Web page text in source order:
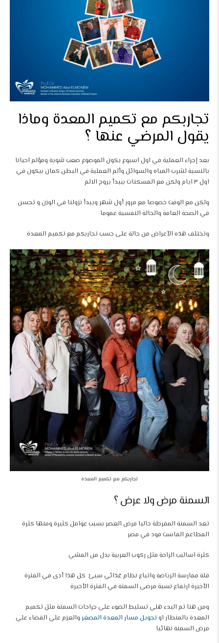
تجاربكم مع تكميم المعدة وماذا
يقول المرضي عنها ؟
بعد إجراء العملية في اول اسبوع يكون الموضوع صعب شوية ومؤلم احيانا
بالنسبة لشرب المياه والسوائل وألم العملية في البطن كمان بيكون في
اول ٣ ايام ولكن مع المسكنات بيبدأ يروح الالم
ولكن مع الوقت خصوصا مع مرور أول شهر ويبدأ نزولنا في الوزن و تحسن
في الصحة العامة والحالة النفسية عموما
وتختلف هذه الأعراض من حالة على حسب تجاربكم مع تكميم المعدة
تجاربكم مع تكميم المعدة
السمنة مرض ولا عرض ؟
تعد السمنة المفرطة حاليا مرض العصر بسبب عوامل كثيرة ومنها كثرة
المطاعم الفاست فود في مصر
كثرة اساليب الراحة مثل ركوب العربية بدل من المشي
قلة ممارسة الرياضة واتباع نظام غذائي سيئ كل هذا أدى في الفترة
الأخيرة ارتفاع نسبة مرضى السمنة في الفترة الأخيرة
ومن هنا تم البدء هلي تسليط الضوء على جراحات السمنة مثل تكميم
المعدة بالمنظار او تحويل مسار المعدة المصغر والعزم علي القضاء علي
مرض السمنة نهائيا